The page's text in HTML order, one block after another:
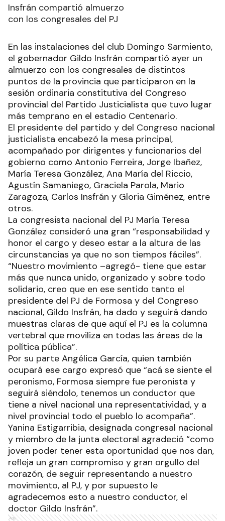
Insfrán compartió almuerzo
con los congresales del PJ
En las instalaciones del club Domingo Sarmiento,
el gobernador Gildo Insfrán compartió ayer un
almuerzo con los congresales de distintos
puntos de la provincia que participaron en la
sesión ordinaria constitutiva del Congreso
provincial del Partido Justicialista que tuvo lugar
más temprano en el estadio Centenario.
El presidente del partido y del Congreso nacional
justicialista encabezó la mesa principal,
acompañado por dirigentes y funcionarios del
gobierno como Antonio Ferreira, Jorge Ibañez,
María Teresa González, Ana María del Riccio,
Agustín Samaniego, Graciela Parola, Mario
Zaragoza, Carlos Insfrán y Gloria Giménez, entre
otros.
La congresista nacional del PJ María Teresa
González consideró una gran “responsabilidad y
honor el cargo y deseo estar a la altura de las
circunstancias ya que no son tiempos fáciles”.
“Nuestro movimiento –agregó- tiene que estar
más que nunca unido, organizado y sobre todo
solidario, creo que en ese sentido tanto el
presidente del PJ de Formosa y del Congreso
nacional, Gildo Insfrán, ha dado y seguirá dando
muestras claras de que aquí el PJ es la columna
vertebral que moviliza en todas las áreas de la
política pública”.
Por su parte Angélica García, quien también
ocupará ese cargo expresó que “acá se siente el
peronismo, Formosa siempre fue peronista y
seguirá siéndolo, tenemos un conductor que
tiene a nivel nacional una representatividad, y a
nivel provincial todo el pueblo lo acompaña”.
Yanina Estigarribia, designada congresal nacional
y miembro de la junta electoral agradeció “como
joven poder tener esta oportunidad que nos dan,
refleja un gran compromiso y gran orgullo del
corazón, de seguir representando a nuestro
movimiento, al PJ, y por supuesto le
agradecemos esto a nuestro conductor, el
doctor Gildo Insfrán”.
Ads